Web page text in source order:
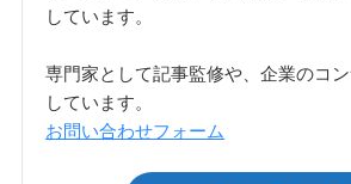
しています。
専門家として記事監修や、企業のコ
しています。
お問い合わせフォーム